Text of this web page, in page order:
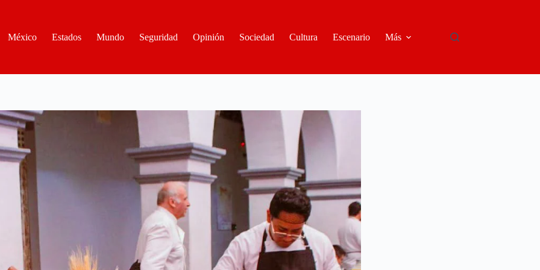
México
Estados Mundo Seguridad Opinión Sociedad Cultura Escenario Más